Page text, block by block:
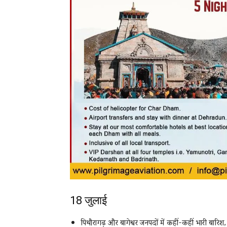
18 जुलाई
पिथौरागढ़ और बागेश्वर जनपदों में कहीं-कहीं भारी